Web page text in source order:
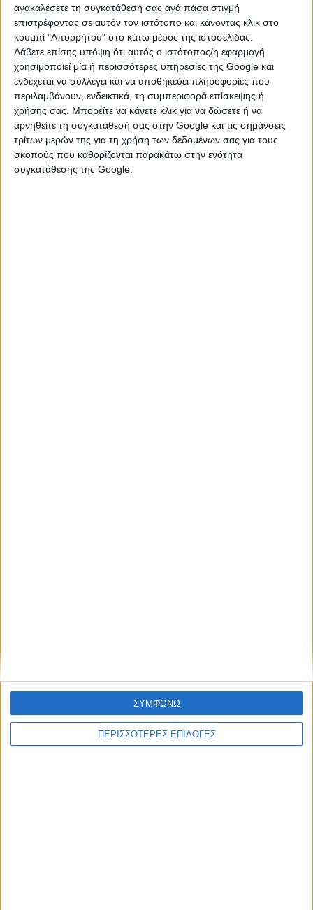
ανακαλέσετε τη συγκατάθεσή σας ανά πάσα στιγμή
επιστρέφοντας σε αυτόν τον ιστότοπο και κάνοντας κλικ στο
κουμπί "Απορρήτου" στο κάτω μέρος της ιστοσελίδας.
Λάβετε επίσης υπόψη ότι αυτός ο ιστότοπος/η εφαρμογή
χρησιμοποιεί μία ή περισσότερες υπηρεσίες της Google και
ενδέχεται να συλλέγει και να αποθηκεύει πληροφορίες που
περιλαμβάνουν, ενδεικτικά, τη συμπεριφορά επίσκεψης ή
χρήσης σας. Μπορείτε να κάνετε κλικ για να δώσετε ή να
αρνηθείτε τη συγκατάθεσή σας στην Google και τις σημάνσεις
τρίτων μερών της για τη χρήση των δεδομένων σας για τους
σκοπούς που καθορίζονται παρακάτω στην ενότητα
συγκατάθεσης της Google.
ΠΕΡΙΣΣΟΤΕΡΕΣ ΕΠΙΛΟΓΕΣ
ΣΥΜΦΩΝΩ
Οἱ ναοὶ καταστράφηκαν στοὺς βυζαντινοὺς χρόνους
καὶ τὰ ὑλικὰ χρησιμοποιήθηκαν γιὰ τὴν ἀνέγερση
μικρῶν ἐκκλησιῶν. Στὴ περιοχὴ βρίσκονται ἀρκετὲς
ἀπὸ αὐτές, ποὺ ἔχουν κτιστεῖ στὴ θέση τῶν
ἀρχαιοελληνικῶν ναῶν καὶ μὲ τὰ ὑλικὰ αὐτῶν.
Τὰ κιονόκρανα, οἱ κίονες καὶ οἱ ἑλληνικὲς ἐπιγραφὲς
εἶναι οἱ μάρτυρες τοῦ παρελθόντος. Τὰ ἴχνη τοῦ ἱεροῦ
σήμερα βρίσκονται στριμωγμένα ἀνάμεσα σὲ